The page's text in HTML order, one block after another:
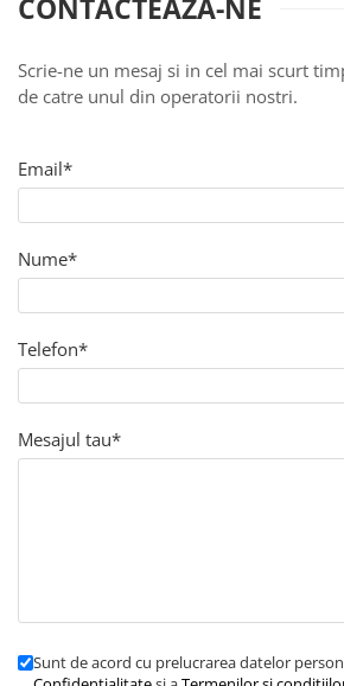
Mercedes Benz
Citroen / Peugeot
Volvo
Jeep / Crysler / Dodge
Subaru
Nissan
Opel
Porsche
CONTACTEAZA-NE
Scrie-ne un mesaj si in cel mai scurt
de catre unul din operatorii nostri.
Email*
Nume*
Telefon*
Mesajul tau*
Sunt de acord cu prelucrarea datelor